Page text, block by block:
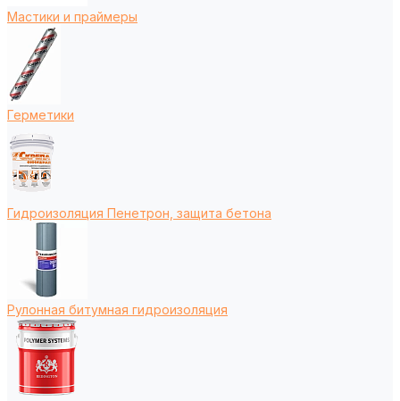
Мастики и праймеры
Герметики
Гидроизоляция Пенетрон, защита бетона
Рулонная битумная гидроизоляция